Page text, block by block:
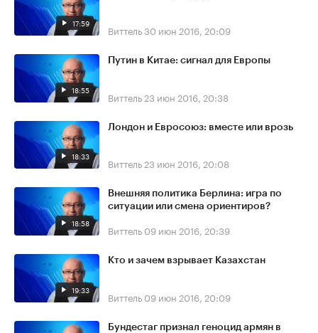
17:59 Виттель30 июн 2016, 20:09
18:55
Путин в Китае: сигнал для Европы
Виттель 23 июн 2016, 20:38
18:33
Лондон и Евросоюз: вместе или врозь
Виттель 23 июн 2016, 20:08
18:58
Внешняя политика Берлина: игра по
ситуации или смена ориентиров?
Виттель 09 июн 2016, 20:39
19:33
Кто и зачем взрывает Казахстан
Виттель 09 июн 2016, 20:09
Бундестаг признал геноцид армян в